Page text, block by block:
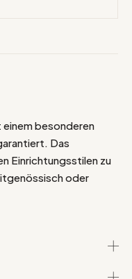
einem besonderen
Das
Einrichtungsstilen zu
oder